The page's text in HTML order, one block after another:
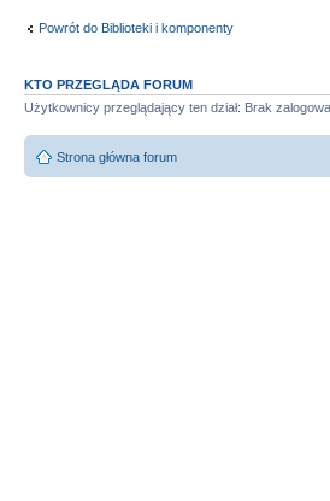
Powrót do Biblioteki i komponenty
KTO PRZEGLĄDA FORUM
Użytkownicy przeglądający ten dział: Brak
Strona główna forum